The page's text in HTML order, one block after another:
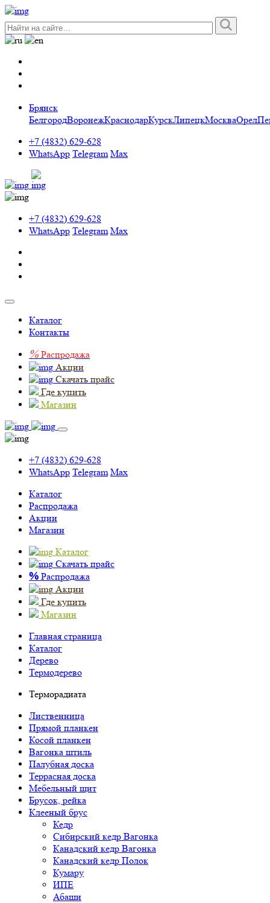
Брянск
БелгородВоронежКраснодарКурскЛипецкМоскваОрел
+7 (4832) 629-628
WhatsApp Telegram Max
+7 (4832) 629-628
WhatsApp Telegram Max
Каталог
Контакты
% Распродажа
Акции
Скачать прайс
Где купить
Магазин
+7 (4832) 629-628
WhatsApp Telegram Max
Каталог
Распродажа
Акции
Магазин
Каталог
Скачать прайс
% Распродажа
Акции
Где купить
Магазин
Главная страница
Каталог
Дерево
Термодерево
Терморадиата
Лиственница
Прямой планкен
Косой планкен
Вагонка штиль
Палубная доска
Террасная доска
Мебельный щит
Брусок, рейка
Клееный брус
Кедр
Сибирский кедр Вагонка
Канадский кедр Вагонка
Канадский кедр Полок
Кумару
ИПЕ
Абаши